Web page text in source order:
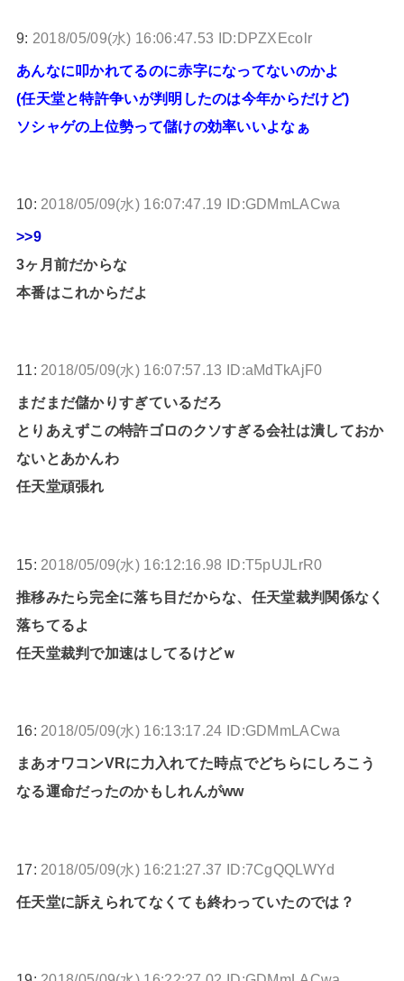
9: 2018/05/09(水) 16:06:47.53 ID:DPZXEcolr
あんなに叩かれてるのに赤字になってないのかよ
(任天堂と特許争いが判明したのは今年からだけど)
ソシャゲの上位勢って儲けの効率いいよなぁ
10: 2018/05/09(水) 16:07:47.19 ID:GDMmLACwa
>>9
3ヶ月前だからな
本番はこれからだよ
11: 2018/05/09(水) 16:07:57.13 ID:aMdTkAjF0
まだまだ儲かりすぎているだろ
とりあえずこの特許ゴロのクソすぎる会社は潰しておか
ないとあかんわ
任天堂頑張れ
15: 2018/05/09(水) 16:12:16.98 ID:T5pUJLrR0
推移みたら完全に落ち目だからな、任天堂裁判関係なく
落ちてるよ
任天堂裁判で加速はしてるけどｗ
16: 2018/05/09(水) 16:13:17.24 ID:GDMmLACwa
まあオワコンVRに力入れてた時点でどちらにしろこう
なる運命だったのかもしれんがww
17: 2018/05/09(水) 16:21:27.37 ID:7CgQQLWYd
任天堂に訴えられてなくても終わっていたのでは？